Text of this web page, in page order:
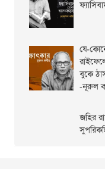
যে-
বুকে
-নূরুল
জহির